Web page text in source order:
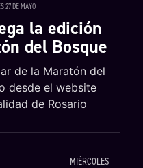
27 DE MAYO
la edición
del Bosque
de la Maratón del
desde el website
de Rosario
MIÉRCOLES